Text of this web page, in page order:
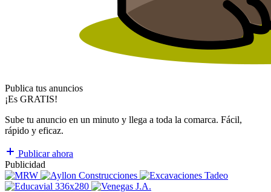
Publica tus anuncios
¡Es GRATIS!
Sube tu anuncio en un minuto y llega a toda la comarca. Fácil,
rápido y eficaz.
Publicar ahora
Publicidad